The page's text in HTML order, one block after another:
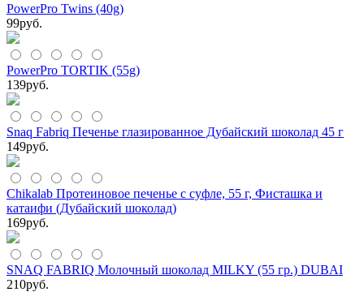
PowerPro Twins (40g)
99руб.
PowerPro TORTIK (55g)
139руб.
Snaq Fabriq Печенье глазированное Дубайский шоколад 45 г
149руб.
Chikalab Протеиновое печенье с суфле, 55 г, Фисташка и
катаифи (Дубайский шоколад)
169руб.
SNAQ FABRIQ Молочный шоколад MILKY (55 гр.) DUBAI
210руб.